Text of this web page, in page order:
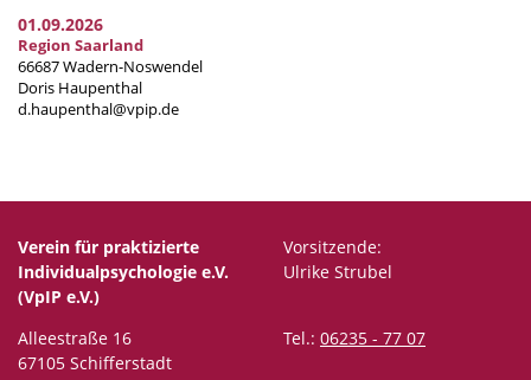
01.09.2026
Region Saarland
66687 Wadern-Noswendel
Doris Haupenthal
d.haupenthal@vpip.de
Verein für praktizierte
Individualpsychologie e.V.
(VpIP e.V.)
Vorsitzende:
Ulrike Strubel
Alleestraße 16
67105 Schifferstadt
Tel.: 06235 - 77 07